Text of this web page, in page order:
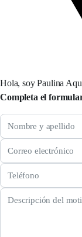
Hola, soy Paulina
Completa el